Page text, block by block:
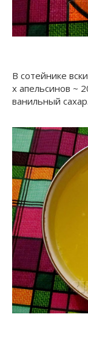
В сотейнике
х апельсинов ~
ванильный сахар.